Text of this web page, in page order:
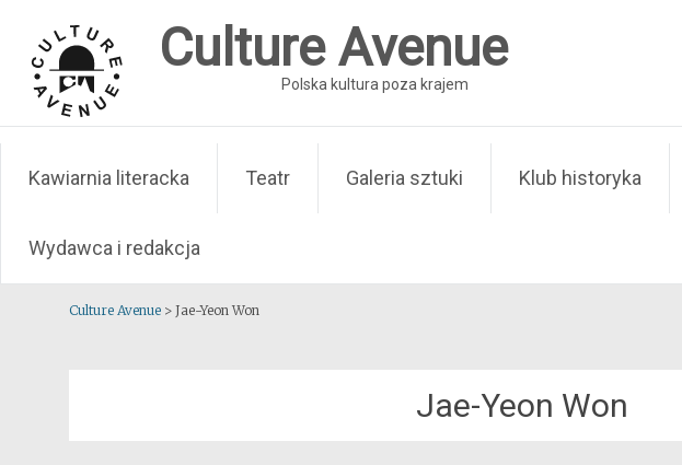
content
Culture Avenue
Polska kultura poza krajem
Kawiarnia literacka Teatr Galeria sztuki Klub historyka
Wydawca i redakcja
Culture Avenue > Jae-Yeon Won
Jae-Yeon Won